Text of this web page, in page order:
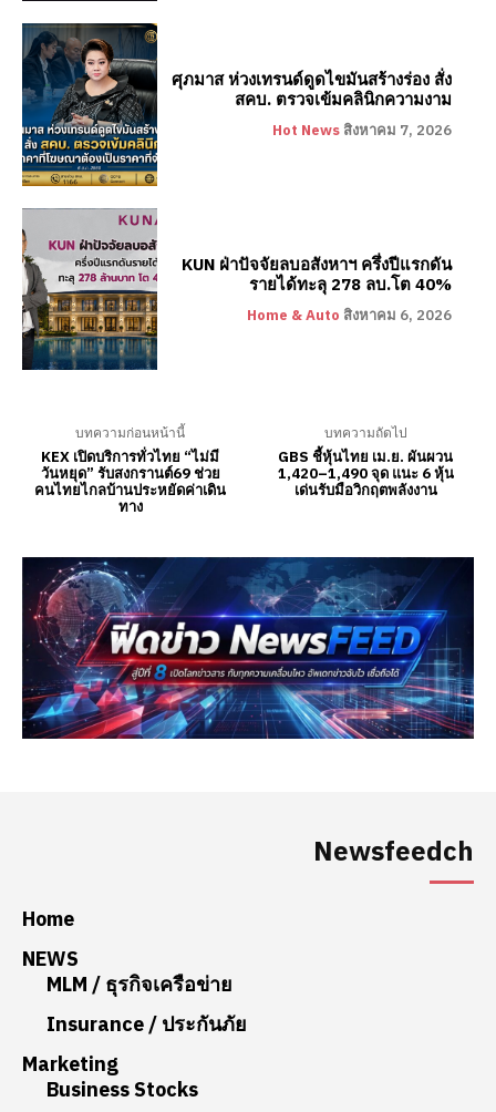
Newsfeedch
Home
NEWS
MLM / ธุรกิจเครือข่าย
Insurance / ประกันภัย
Marketing
Business Stocks